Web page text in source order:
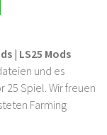
| LS25 Mods
und es
25 Spiel. Wir freuen
Farming